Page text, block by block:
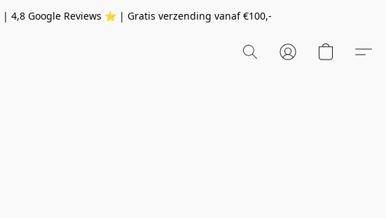
| 4,8 Google Reviews ⭐️ | Gratis verzending vanaf€100,-